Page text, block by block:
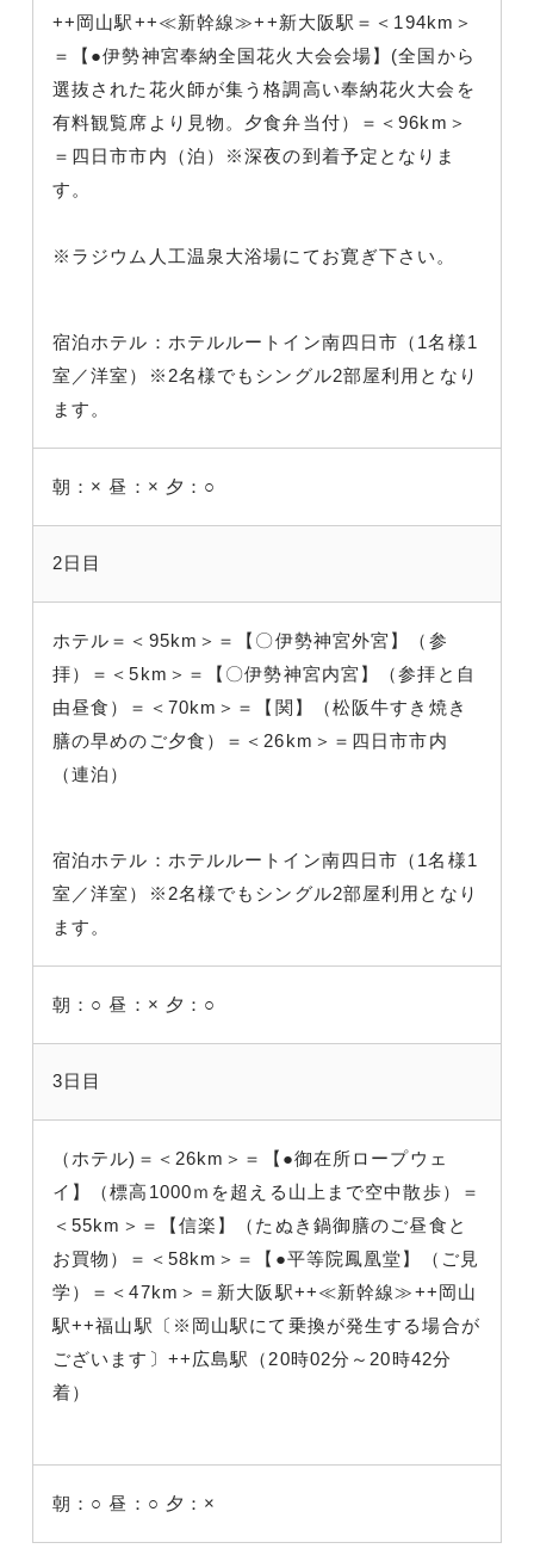
++岡山駅++≪新幹線≫++新大阪駅＝＜194km＞
＝【●伊勢神宮奉納全国花火大会会場】(全国から
選抜された花火師が集う格調高い奉納花火大会を
有料観覧席より見物。夕食弁当付）＝＜96km＞
＝四日市市内（泊）※深夜の到着予定となりま
す。
※ラジウム人工温泉大浴場にてお寛ぎ下さい。
宿泊ホテル：ホテルルートイン南四日市（1名様1
室／洋室）※2名様でもシングル2部屋利用となり
ます。
朝：× 昼：× 夕：○
2日目
ホテル＝＜95km＞＝【〇伊勢神宮外宮】（参
拝）＝＜5km＞＝【〇伊勢神宮内宮】（参拝と自
由昼食）＝＜70km＞＝【関】（松阪牛すき焼き
膳の早めのご夕食）＝＜26km＞＝四日市市内
（連泊）
宿泊ホテル：ホテルルートイン南四日市（1名様1
室／洋室）※2名様でもシングル2部屋利用となり
ます。
朝：○ 昼：× 夕：○
3日目
（ホテル)＝＜26km＞＝【●御在所ロープウェ
イ】（標高1000ｍを超える山上まで空中散歩）＝
＜55km＞＝【信楽】（たぬき鍋御膳のご昼食と
お買物）＝＜58km＞＝【●平等院鳳凰堂】（ご見
学）＝＜47km＞＝新大阪駅++≪新幹線≫++岡山
駅++福山駅〔※岡山駅にて乗換が発生する場合が
ございます〕++広島駅（20時02分～20時42分
着）
朝：○ 昼：○ 夕：×